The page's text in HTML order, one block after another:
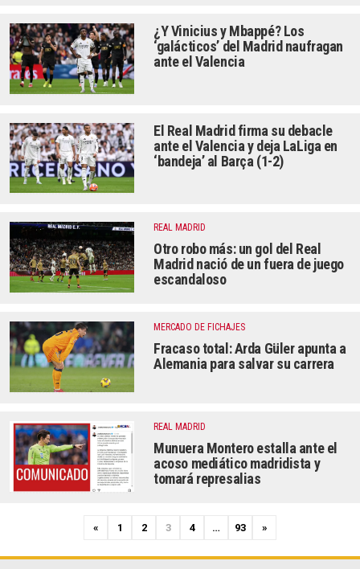
¿Y Vinicius y Mbappé? Los
‘galácticos’ del Madrid naufragan
ante el Valencia
El Real Madrid firma su debacle
ante el Valencia y deja LaLiga en
‘bandeja’ al Barça (1-2)
REAL MADRID
Otro robo más: un gol del Real
Madrid nació de un fuera de juego
escandaloso
MERCADO DE FICHAJES
Fracaso total: Arda Güler apunta a
Alemania para salvar su carrera
REAL MADRID
Munuera Montero estalla ante el
acoso mediático madridista y
tomará represalias
«P
v
1 2 3 4 … 93
N
t
»